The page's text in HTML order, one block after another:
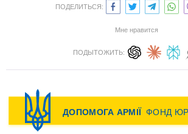
ПОДЕЛИТЬСЯ:
Мне нравится
ПОДЫТОЖИТЬ: